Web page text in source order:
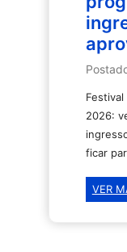
2026:
ficar
VER